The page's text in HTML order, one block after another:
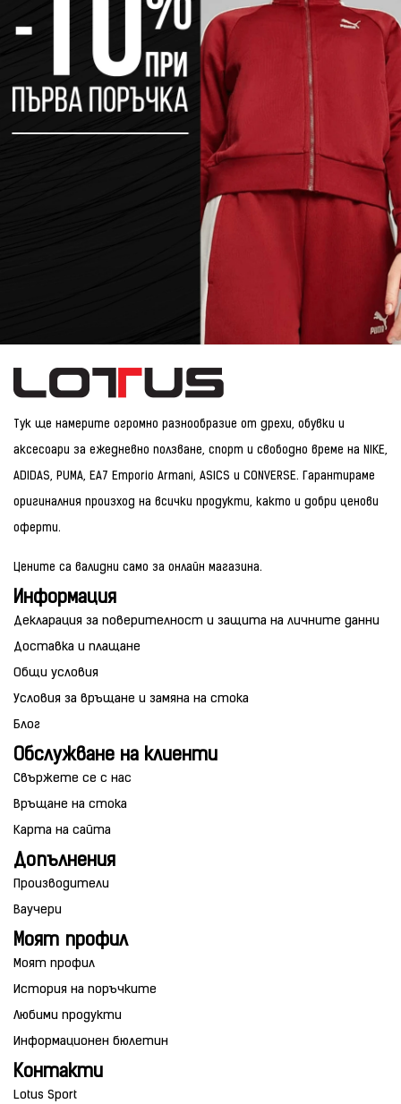
Тук ще намерите огромно разнообразие от дрехи, обувки и
аксесоари за ежедневно ползване, спорт и свободно време на NIKE,
ADIDAS, PUMA, EA7 Emporio Armani, ASICS и CONVERSE. Гарантираме
оригиналния произход на всички продукти, както и добри ценови
оферти.
Цените са валидни само за онлайн магазина.
Информация
Декларация за поверителност и защита на личните данни
Доставка и плащане
Общи условия
Условия за връщане и замяна на стока
Блог
Обслужване на клиенти
Свържете се с нас
Връщане на стока
Карта на сайта
Допълнения
Производители
Ваучери
Моят профил
Моят профил
История на поръчките
Любими продукти
Информационен бюлетин
Контакти
Lotus Sport